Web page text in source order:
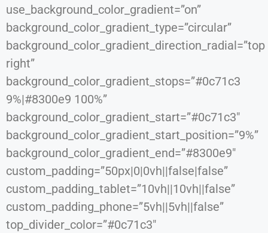
use_background_color_gradient=”on”
background_color_gradient_type=”circular”
background_color_gradient_direction_radial=”top
right”
background_color_gradient_stops=”#0c71c3
9%|#8300e9 100%”
background_color_gradient_start=”#0c71c3″
background_color_gradient_start_position=”9%”
background_color_gradient_end=”#8300e9″
custom_padding=”50px|0|0vh||false|false”
custom_padding_tablet=”10vh||10vh||false”
custom_padding_phone=”5vh||5vh||false”
top_divider_color=”#0c71c3″